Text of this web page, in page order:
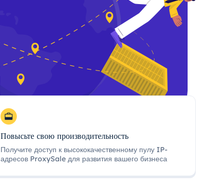
Повысьте свою производительность
Получите доступ к высококачественному пулу IP-
адресов ProxySale для развития вашего бизнеса